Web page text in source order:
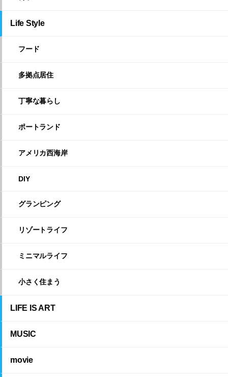
Life Style
フード
多拠点居住
丁寧な暮らし
ポートランド
アメリカ西海岸
DIY
グランピング
リゾートライフ
ミニマルライフ
小さく住まう
LIFE IS ART
MUSIC
movie